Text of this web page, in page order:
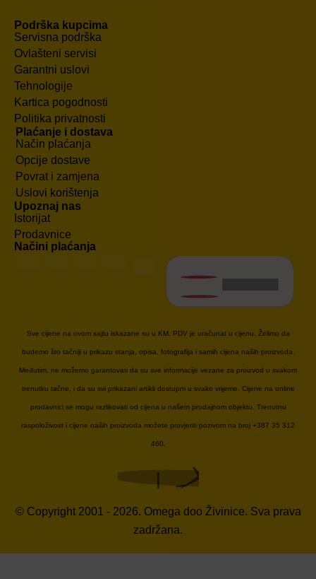
Podrška kupcima
Servisna podrška
Ovlašteni servisi
Garantni uslovi
Tehnologije
Kartica pogodnosti
Politika privatnosti
Plaćanje i dostava
Način plaćanja
Opcije dostave
Povrat i zamjena
Uslovi korištenja
Upoznaj nas
Istorijat
Prodavnice
Načini plaćanja
Sve cijene na ovom sajtu iskazane su u KM. PDV je uračunat u cijenu. Želimo da
budemo što tačniji u prikazu stanja, opisa, fotografija i samih cijena naših proizvoda.
Međutim, ne možemo garantovati da su sve informacije vezane za proizvod u svakom
trenutku tačne, i da su svi prikazani artikli dostupni u svako vrijeme. Cijene na online
prodavnici se mogu razlikovati od cijena u našem prodajnom objektu. Trenutnu
raspoloživost i cijene naših proizvoda možete provjeriti pozivom na broj +387 35 312
460.
© Copyright 2001 - 2026. Omega doo Živinice. Sva prava
zadržana.